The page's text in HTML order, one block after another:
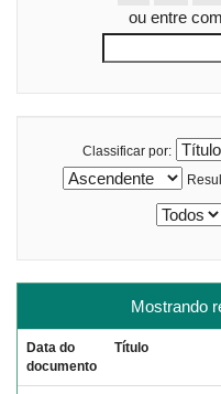
ou entre
Classificar por:
Mostrando
Data do
documento
Título